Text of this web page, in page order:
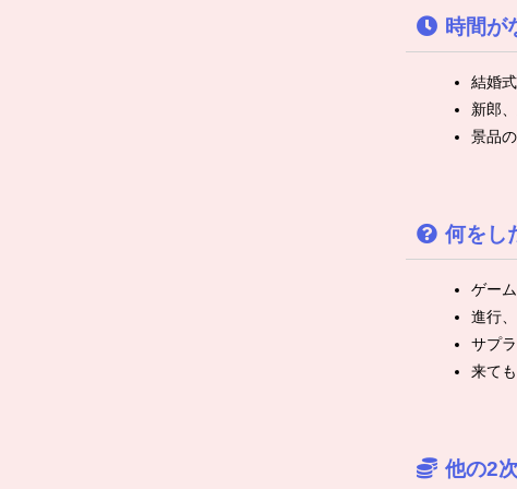
時間が
結婚
新郎
景品
何をし
ゲー
進行
サプ
来て
他の2